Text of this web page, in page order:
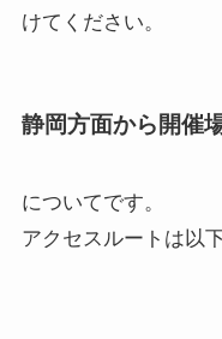
けてください。
静岡方面から開催
についてです。
アクセスルートは以